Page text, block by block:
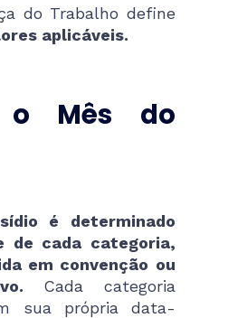
do Trabalho define
aplicáveis.
Mês do
é determinado
de cada categoria,
em convenção ou
Cada categoria
sua própria data-